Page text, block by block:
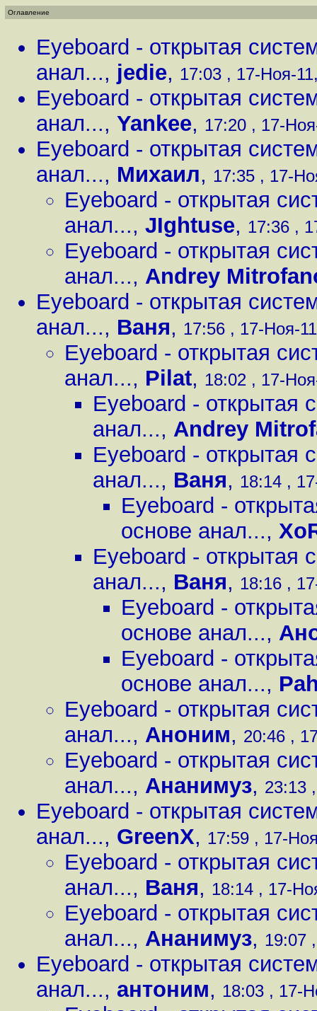
Оглавление
Eyeboard - открытая
анал..., jedie, 17:03 , 17-Ноя-
Eyeboard - открытая
анал..., Yankee, 17:20 , 17-
Eyeboard - открытая
анал..., Михаил, 17:35 , 17-
Eyeboard - открытая
анал..., JIghtuse, 17:36 ,
Eyeboard - открытая
анал..., Andrey
Eyeboard - открытая
анал..., Ваня, 17:56 , 17-Ноя-
Eyeboard - открытая
анал..., Pilat, 18:02 , 17-
Eyeboard - открытая
анал..., Andrey
Eyeboard - открытая
анал..., Ваня, 18:14 ,
Eyeboard -
основе анал...,
Eyeboard - открытая
анал..., Ваня, 18:16 ,
Eyeboard -
основе анал...,
Eyeboard -
основе анал...,
Eyeboard - открытая
анал..., Аноним, 20:46 ,
Eyeboard - открытая
анал..., Ананимуз, 23:13
Eyeboard - открытая
анал..., GreenX, 17:59 , 17-
Eyeboard - открытая
анал..., Ваня, 18:14 , 17-
Eyeboard - открытая
анал..., Ананимуз, 19:07
Eyeboard - открытая
анал..., антоним, 18:03 , 17-